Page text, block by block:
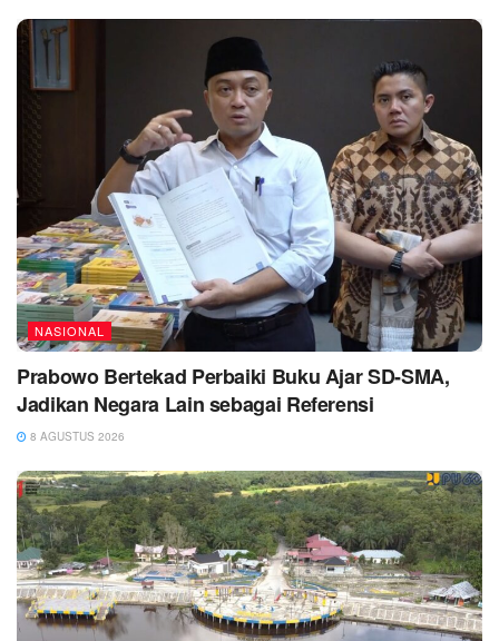
NASIONAL
Prabowo Bertekad Perbaiki Buku Ajar SD-SMA,
Jadikan Negara Lain sebagai Referensi
8 AGUSTUS 2026